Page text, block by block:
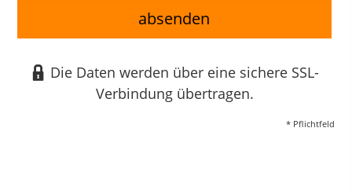
absenden
Die Daten werden über eine sichere SSL-
Verbindung übertragen.
* Pflichtfeld